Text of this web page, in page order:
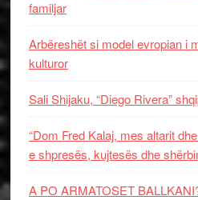
familjar
Arbëreshët si model evropian i
kulturor
Sali Shijaku, “Diego Rivera”
“Dom Fred Kalaj, mes altarit
e shpresës, kujtesës dhe
A PO ARMATOSET